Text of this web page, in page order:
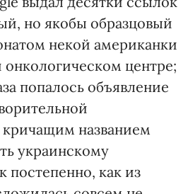
но якобы образцовый
некой американки
центре;
попалось объявление
кричащим названием
украинскому
постепенно, как из